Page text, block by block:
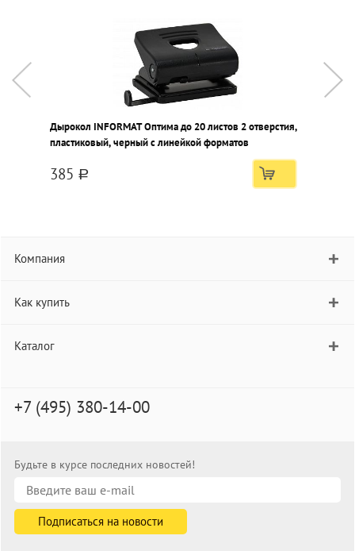
Дырокол INFORMAT Оптима до 20 листов 2 отверстия,
пластиковый, черный с линейкой форматов
385 a
Компания
Как купить
Каталог
+7 (495) 380-14-00
Будьте в курсе последних новостей!